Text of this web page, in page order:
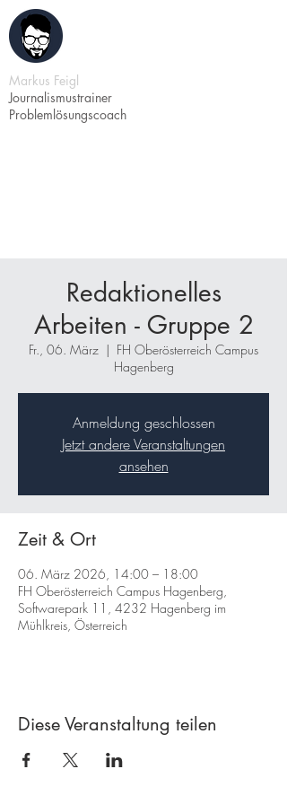
Markus Feigl
Journalismustrainer
Problemlösungscoach
Redaktionelles
Arbeiten - Gruppe 2
Fr., 06. März
  |
FH Oberösterreich Campus
Hagenberg
Anmeldung geschlossen
Jetzt andere Veranstaltungen
ansehen
Zeit & Ort
06. März 2026, 14:00 – 18:00
FH Oberösterreich Campus Hagenberg,
Softwarepark 11, 4232 Hagenberg im
Mühlkreis, Österreich
Diese Veranstaltung teilen